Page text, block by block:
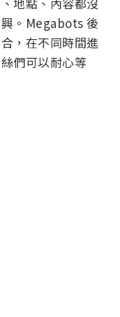
。Megabots 後
，在不同時間進
們可以耐心等